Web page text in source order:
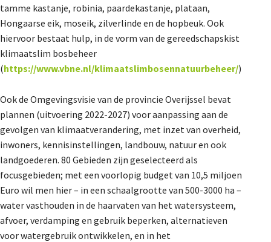
tamme kastanje, robinia, paardekastanje, plataan,
Hongaarse eik, moseik, zilverlinde en de hopbeuk. Ook
hiervoor bestaat hulp, in de vorm van de gereedschapskist
klimaatslim bosbeheer
(https://www.vbne.nl/klimaatslimbosennatuurbeheer/)
Ook de Omgevingsvisie van de provincie Overijssel bevat
plannen (uitvoering 2022-2027) voor aanpassing aan de
gevolgen van klimaatverandering, met inzet van overheid,
inwoners, kennisinstellingen, landbouw, natuur en ook
landgoederen. 80 Gebieden zijn geselecteerd als
focusgebieden; met een voorlopig budget van 10,5 miljoen
Euro wil men hier – in een schaalgrootte van 500-3000 ha –
water vasthouden in de haarvaten van het watersysteem,
afvoer, verdamping en gebruik beperken, alternatieven
voor watergebruik ontwikkelen, en in het